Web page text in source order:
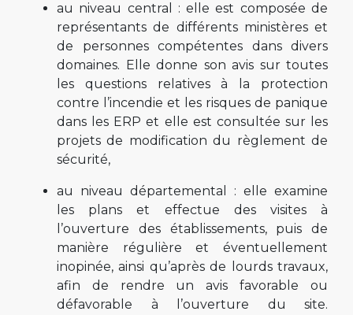
au niveau central : elle est composée de
représentants de différents ministères et
de personnes compétentes dans divers
domaines. Elle donne son avis sur toutes
les questions relatives à la protection
contre l’incendie et les risques de panique
dans les ERP et elle est consultée sur les
projets de modification du règlement de
sécurité,
au niveau départemental : elle examine
les plans et effectue des visites à
l’ouverture des établissements, puis de
manière régulière et éventuellement
inopinée, ainsi qu’après de lourds travaux,
afin de rendre un avis favorable ou
défavorable à l’ouverture du site.